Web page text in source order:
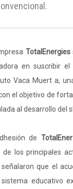
TotalEnergies
en suscribir
Vaca Muert a,
el objetivo de
al desarrollo del
de
los principales
que el
educativo